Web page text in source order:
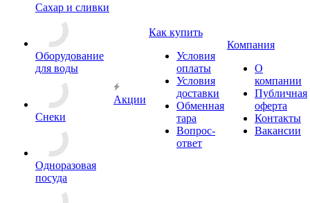
Сахар и сливки
Оборудование
для воды
Снеки
Одноразовая
посуда
Акции
Как купить
Условия
оплаты
Условия
доставки
Обменная
тара
Вопрос-
ответ
Компания
О
компании
Публичная
оферта
Контакты
Вакансии